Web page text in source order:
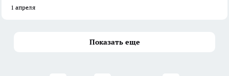
1 апреля
Показать еще